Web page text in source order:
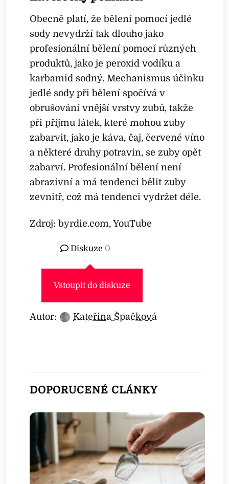
Obecně platí, že bělení pomocí jedlé
sody nevydrží tak dlouho jako
profesionální bělení pomocí různých
produktů, jako je peroxid vodíku a
karbamid sodný. Mechanismus účinku
jedlé sody při bělení spočívá v
obrušování vnější vrstvy zubů, takže
při příjmu látek, které mohou zuby
zabarvit, jako je káva, čaj, červené víno
a některé druhy potravin, se zuby opět
zabarví. Profesionální bělení není
abrazivní a má tendenci bělit zuby
zevnitř, což má tendenci vydržet déle.
Zdroj: byrdie.com, YouTube
Diskuze 0
Vstoupit do diskuze
Autor: Kateřina Špačková
DOPORUČENÉ ČLÁNKY